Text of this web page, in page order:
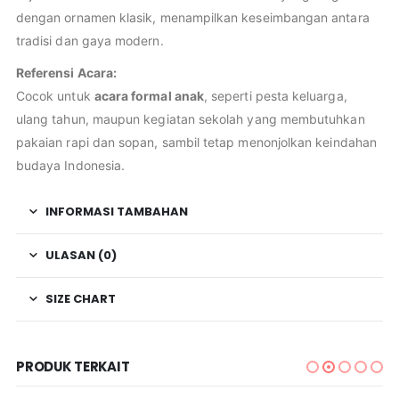
dengan ornamen klasik, menampilkan keseimbangan antara
tradisi dan gaya modern.
Referensi Acara:
Cocok untuk acara formal anak, seperti pesta keluarga,
ulang tahun, maupun kegiatan sekolah yang membutuhkan
pakaian rapi dan sopan, sambil tetap menonjolkan keindahan
budaya Indonesia.
INFORMASI TAMBAHAN
ULASAN (0)
SIZE CHART
PRODUK TERKAIT